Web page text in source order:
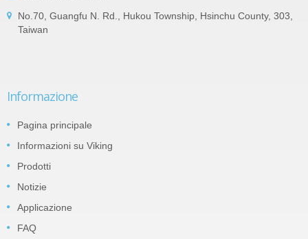
No.70, Guangfu N. Rd., Hukou Township, Hsinchu County, 303,
Taiwan
Informazione
Pagina principale
Informazioni su Viking
Prodotti
Notizie
Applicazione
FAQ